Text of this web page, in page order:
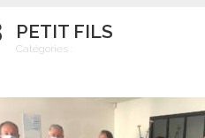
PETIT FILS
Catégories :